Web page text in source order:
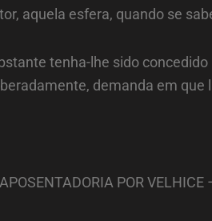
aquela esfera, quando se
tenha-lhe sido
demanda em que
POR VELHICE